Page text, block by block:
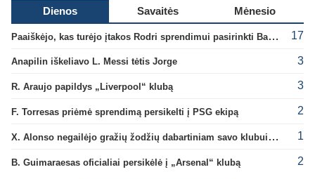
Dienos Savaitės Mėnesio
Paaiškėjo, kas turėjo įtakos Rodri sprendimui pasirinkti Barselonos pusę 17
Anapilin iškeliavo L. Messi tėtis Jorge 3
R. Araujo papildys „Liverpool“ klubą 3
F. Torresas priėmė sprendimą persikelti į PSG ekipą 2
X. Alonso negailėjo gražių žodžių dabartiniam savo klubui „Chelsea“ 1
B. Guimaraesas oficialiai persikėlė į „Arsenal“ klubą 2